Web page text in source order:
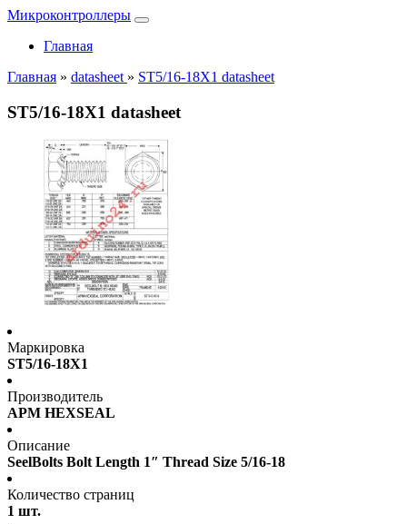
Микроконтроллеры
Главная
Главная » datasheet » ST5/16-18X1 datasheet
ST5/16-18X1 datasheet
Маркировка
ST5/16-18X1
Производитель
APM HEXSEAL
Описание
SeelBolts Bolt Length 1″ Thread Size 5/16-18
Количество страниц
1 шт.